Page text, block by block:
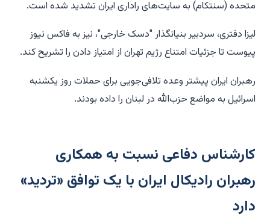
متحده (سنتکام) به سایت‌های راداری ایران تشدید شده است.
لیزا دفتری، سردبیر بنیانگذار "دسک خارجی"، نیز به فاکس نیوز
پیوست تا جزئیات امتناع رژیم تهران از امتیاز دادن را تشریح کند.
رهبران ایران پیشتر وعده تلافی‌جویی برای حملات روز یکشنبه
اسرائیل به مواضع حزب‌الله در لبنان را داده بودند.
کارشناس دفاعی نسبت به همکاری
رهبران رادیکال ایران با یک توافق «تردید»
دارد